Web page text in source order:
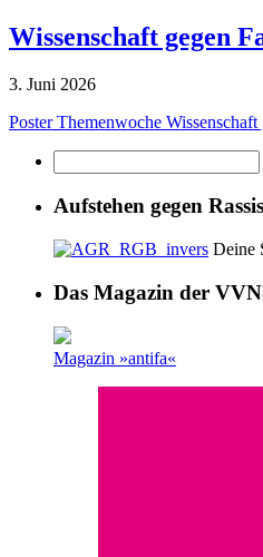
Wissenschaft gegen
3. Juni 2026
Poster Themenwoche Wissenschaft
Aufstehen gegen
Deine
Das Magazin der
Magazin »antifa«